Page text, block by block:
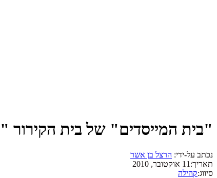
"בית המייסדים" של בית הקירור
נכתב על-ידי: הרצל בן אשר
תאריך: 11 אוקטובר, 2010
סיווג:קהילה